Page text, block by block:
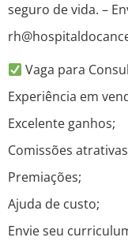
seguro de vida. –
Vaga para
Experiência em
Excelente ganhos;
Comissões
Premiações;
Ajuda de custo;
Envie seu